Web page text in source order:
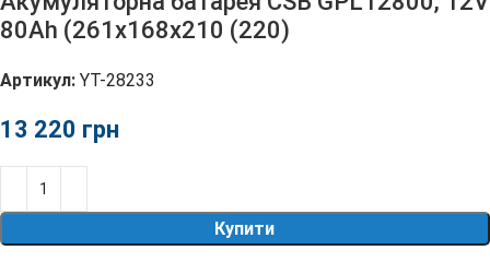
80Ah (261х168х210 (220)
Артикул: YT-28233
грн
Купити